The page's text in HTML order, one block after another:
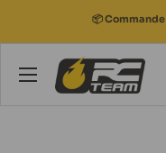
🚚 Livraison
RC
Team